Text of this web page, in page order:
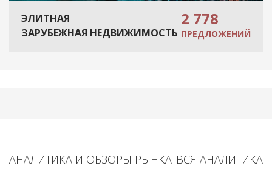
ЭЛИТНАЯ
ЗАРУБЕЖНАЯ НЕДВИЖИМОСТЬ
2 778
ПРЕДЛОЖЕНИЙ
ВСЯ АНАЛИТИКА
АНАЛИТИКА И ОБЗОРЫ РЫНКА